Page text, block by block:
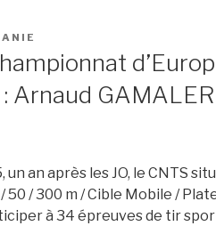
: Arnaud
un an après les JO, le CNTS
50 / 300 m / Cible Mobile /
à 34 épreuves de tir